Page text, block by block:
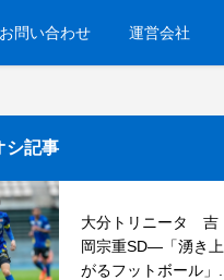
お問い合わせ 運営会社
シ記事
大分トリニータ 吉
岡宗重SD―「湧き上
がるフットボール」...